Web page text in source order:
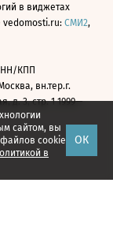
сайтом, вы
cookie
в
ОК
в виджетах
vedomosti.ru: СМИ2,
КПП
вн.тер.г.
д. 3, стр. 1 1999—